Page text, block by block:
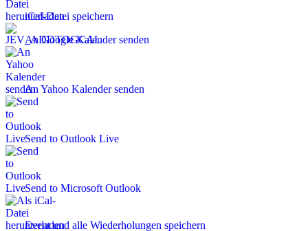
iCal-Datei speichern
An Google Kalender senden
An Yahoo Kalender senden
Send to Outlook Live
Send to Microsoft Outlook
Event und alle Wiederholungen speichern